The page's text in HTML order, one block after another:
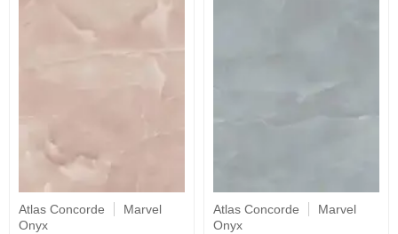
Atlas Concorde
Marvel
Onyx
Atlas Concorde
Marvel
Onyx